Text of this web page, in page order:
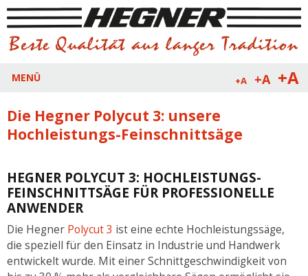
+A +A +A
MENÜ
Die Hegner Polycut 3: unsere
Hochleistungs-Feinschnittsäge
HEGNER POLYCUT 3: HOCHLEISTUNGS-
FEINSCHNITTSÄGE FÜR PROFESSIONELLE
ANWENDER
Die Hegner Polycut 3 ist eine echte Hochleistungssäge,
die speziell für den Einsatz in Industrie und Handwerk
entwickelt wurde. Mit einer Schnittgeschwindigkeit von